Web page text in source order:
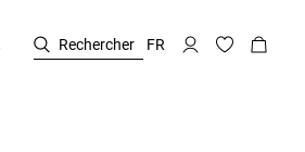
Rechercher FR